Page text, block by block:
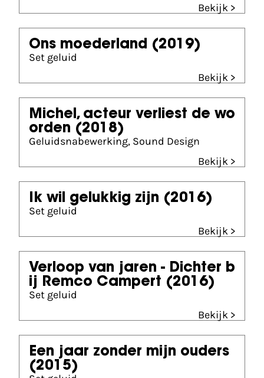
Bekijk >
Ons moederland (2019)
Set geluid
Bekijk >
Michel, acteur verliest de wo
orden (2018)
Geluidsnabewerking, Sound Design
Bekijk >
Ik wil gelukkig zijn (2016)
Set geluid
Bekijk >
Verloop van jaren - Dichter b
ij Remco Campert (2016)
Set geluid
Bekijk >
Een jaar zonder mijn ouders
(2015)